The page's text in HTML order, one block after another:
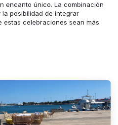
encanto único. La combinación
posibilidad de integrar
estas celebraciones sean más